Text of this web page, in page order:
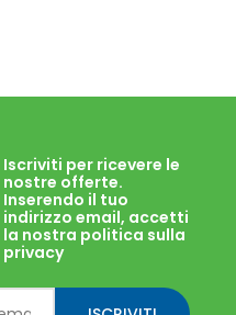
Iscriviti per ricevere le
nostre offerte.
Inserendo il tuo
indirizzo email, accetti
la nostra politica sulla
privacy